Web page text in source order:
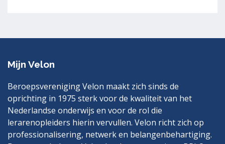
Mijn Velon
Beroepsvereniging Velon maakt zich sinds de
oprichting in 1975 sterk voor de kwaliteit van het
Nederlandse onderwijs en voor de rol die
lerarenopleiders hierin vervullen. Velon richt zich op
professionalisering, netwerk en belangenbehartiging.